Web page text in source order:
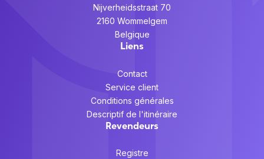
Nijverheidsstraat 70
2160 Wommelgem
Belgique
Liens
Contact
Service client
Conditions générales
Descriptif de l'itinéraire
Revendeurs
Registre